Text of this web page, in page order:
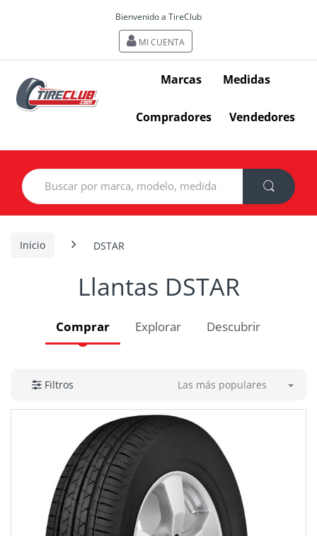
Bienvenido a TireClub
MI CUENTA
Marcas Medidas
Compradores Vendedores
Search
for:
Inicio DSTAR
Llantas DSTAR
Comprar Explorar Descubrir
Filtros Las más populares